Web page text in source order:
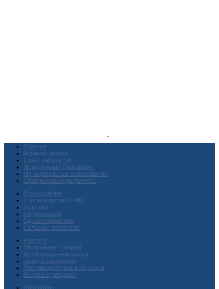
Главная
Администрация
Совет депутатов
Молодежный Парламент
Муниципальные образования
Официальные документы
Глава района
Строительство и ЖКХ
Культура
Образование
Здравоохранение
Сельское хозяйство
Новости
Обращения граждан
Муниципальные услуги
Защита населения
Противодействие коррупции
Закупки и продажи
Наш район